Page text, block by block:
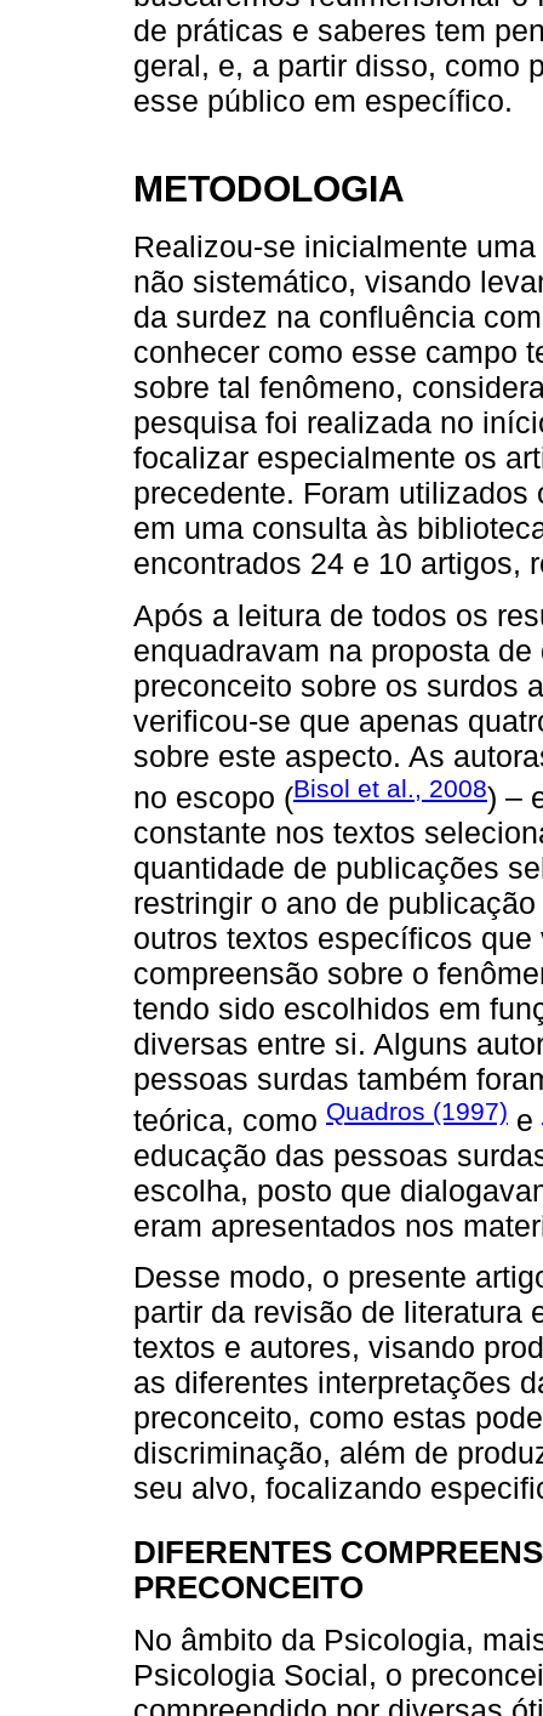
de práticas e saberes tem
geral, e, a partir disso, como
esse público em específico.
METODOLOGIA
Realizou-se inicialmente
não sistemático, visando
da surdez na confluência
conhecer como esse campo
sobre tal fenômeno,
pesquisa foi realizada no
focalizar especialmente os
precedente. Foram utilizados
em uma consulta às
encontrados 24 e 10 artigos,
Após a leitura de todos os
enquadravam na proposta
preconceito sobre os surdos
verificou-se que apenas
sobre este aspecto. As
no escopo (Bisol et al., 2008) –
constante nos textos
quantidade de publicações
restringir o ano de
outros textos específicos
compreensão sobre o
tendo sido escolhidos em
diversas entre si. Alguns
pessoas surdas também
teórica, como Quadros (1997) e
educação das pessoas
escolha, posto que
eram apresentados nos
Desse modo, o presente
partir da revisão de literatura
textos e autores, visando
as diferentes interpretações
preconceito, como estas
discriminação, além de
seu alvo, focalizando
DIFERENTES
PRECONCEITO
No âmbito da Psicologia,
Psicologia Social, o